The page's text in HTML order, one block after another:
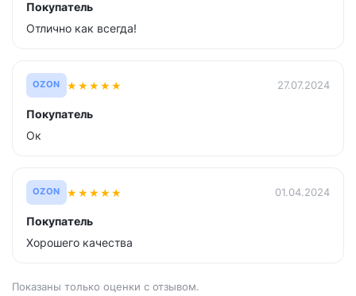
Покупатель
Отлично как всегда!
OZON ★★★★★ 27.07.2024
Покупатель
Ок
OZON ★★★★★ 01.04.2024
Покупатель
Хорошего качества
Показаны только оценки с отзывом.